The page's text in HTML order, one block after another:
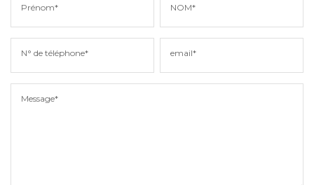
Prénom* NOM*
N° de téléphone* email*
Message*